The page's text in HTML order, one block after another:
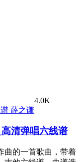
4.0K
薛之谦
清弹唱六线谱
曲的一首歌曲，带着